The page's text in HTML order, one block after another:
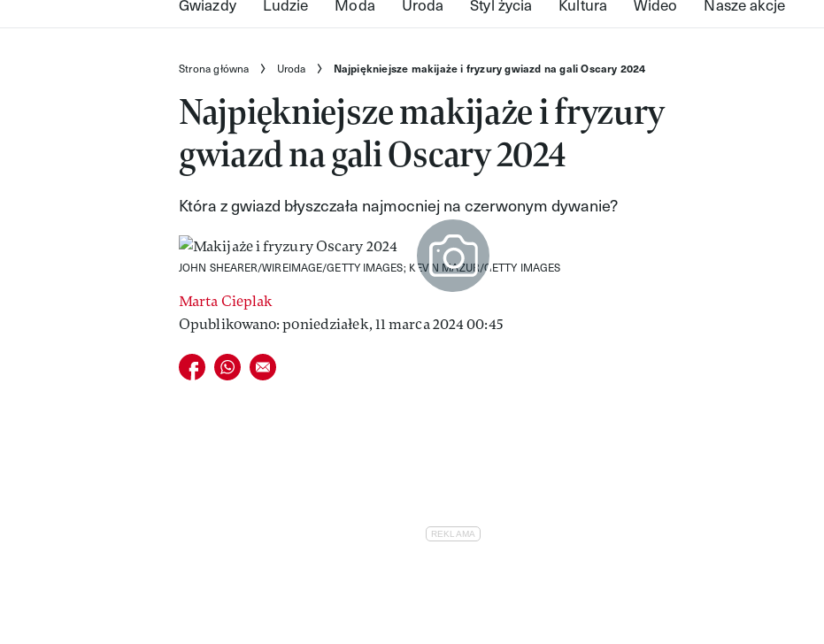
Strona główna Uroda Najpiękniejsze makijaże i fryzury gwiazd na gali Oscary 2024
Najpiękniejsze makijaże i fryzury
gwiazd na gali Oscary 2024
Która z gwiazd błyszczała najmocniej na czerwonym dywanie?
JOHN SHEARER/WIREIMAGE/GETTY IMAGES; KEVIN MAZUR/GETTY IMAGES
Marta Cieplak
Opublikowano: poniedziałek, 11 marca 2024 00:45
Udostępnij na facebook
Udostępnij na whatsapp
E-mail do przyjaciela